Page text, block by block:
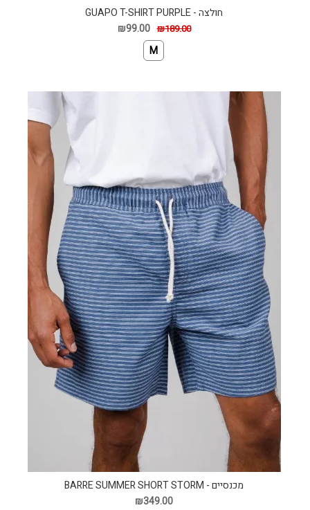
חולצה - GUAPO T-SHIRT PURPLE
₪189.00
₪99.00
M
מכנסיים - BARRE SUMMER SHORT STORM
₪349.00